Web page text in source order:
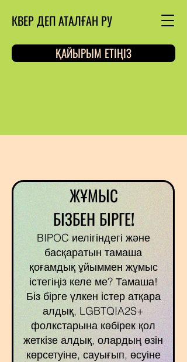
КВЕР ДЕП АТАЛҒАН РУ
ҚАЙЫРЫМ ЕТІҢІЗ
ЖҰМЫС
БІЗБЕН БІРГЕ!
BIPOC иелігіндегі және
басқаратын тамаша
қоғамдық ұйыммен жұмыс
істегіңіз келе ме? Тамаша!
Біз бірге үлкен істер атқара
алдық, LGBTQIA2S+
фолкстарына көбірек қол
жеткізе алдық, олардың өзін
көрсетуіне, сауығып, өсуіне